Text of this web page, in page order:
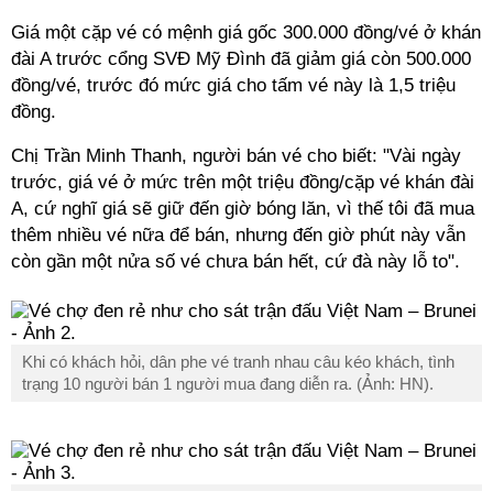
Giá một cặp vé có mệnh giá gốc 300.000 đồng/vé ở khán
đài A trước cổng SVĐ Mỹ Đình đã giảm giá còn 500.000
đồng/vé, trước đó mức giá cho tấm vé này là 1,5 triệu
đồng.
Chị Trần Minh Thanh, người bán vé cho biết: "Vài ngày
trước, giá vé ở mức trên một triệu đồng/cặp vé khán đài
A, cứ nghĩ giá sẽ giữ đến giờ bóng lăn, vì thế tôi đã mua
thêm nhiều vé nữa để bán, nhưng đến giờ phút này vẫn
còn gần một nửa số vé chưa bán hết, cứ đà này lỗ to".
Khi có khách hỏi, dân phe vé tranh nhau câu kéo khách, tình
trạng 10 người bán 1 người mua đang diễn ra. (Ảnh: HN).